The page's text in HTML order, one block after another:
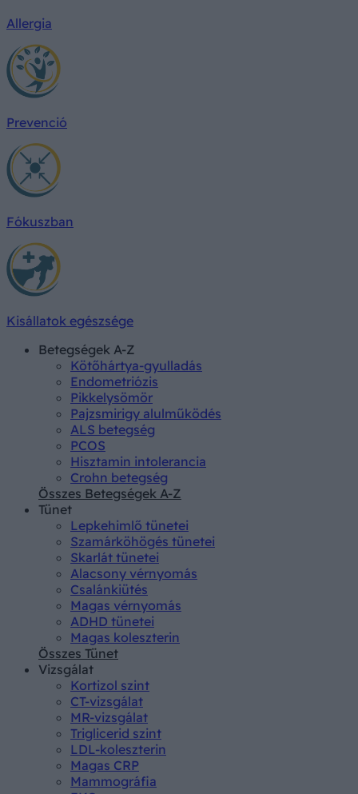
Allergia
Prevenció
Fókuszban
Kisállatok egészsége
Betegségek A-Z
Kötőhártya-gyulladás
Endometriózis
Pikkelysömör
Pajzsmirigy alulműködés
ALS betegség
PCOS
Hisztamin intolerancia
Crohn betegség
Összes Betegségek A-Z
Tünet
Lepkehimlő tünetei
Szamárköhögés tünetei
Skarlát tünetei
Alacsony vérnyomás
Csalánkiütés
Magas vérnyomás
ADHD tünetei
Magas koleszterin
Összes Tünet
Vizsgálat
Kortizol szint
CT-vizsgálat
MR-vizsgálat
Triglicerid szint
LDL-koleszterin
Magas CRP
Mammográfia